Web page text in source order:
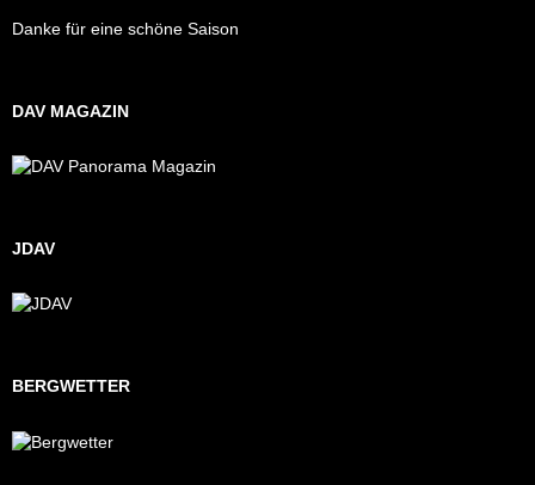
Danke für eine schöne Saison
DAV MAGAZIN
JDAV
BERGWETTER